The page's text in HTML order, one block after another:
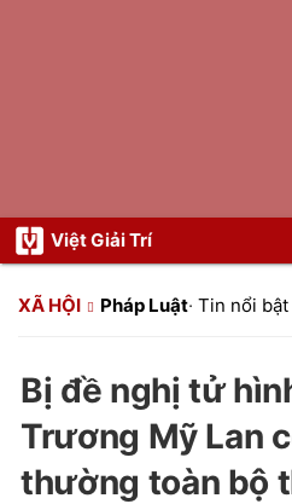
Việt Giải Trí
XÃ HỘI Pháp Luật· Tin nổi bật
Bị đề nghị tử
Trương Mỹ Lan
thường toàn bộ